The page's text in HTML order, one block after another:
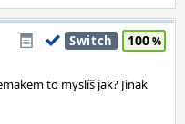
Switch 100
to myslíš jak? Jinak